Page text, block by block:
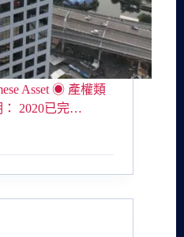
Asset ◉ 產權類
2020已完…